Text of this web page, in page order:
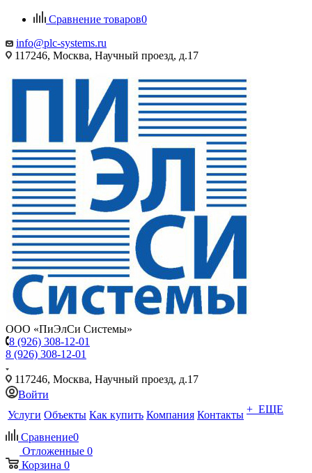
Сравнение товаров0
info@plc-systems.ru
117246, Москва, Научный проезд, д.17
ООО «ПиЭлСи Системы»
8 (926) 308-12-01
8 (926) 308-12-01
117246, Москва, Научный проезд, д.17
Войти
Услуги Объекты Как купить Компания Контакты + ЕЩЕ
Сравнение0
Отложенные 0
Корзина 0